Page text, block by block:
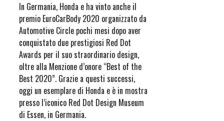
In Germania, Honda e ha vinto anche il
premio EuroCarBody 2020 organizzato da
Automotive Circle pochi mesi dopo aver
conquistato due prestigiosi Red Dot
Awards per il suo straordinario design,
oltre alla Menzione d’onore “Best of the
Best 2020”. Grazie a questi successi,
oggi un esemplare di Honda e è in mostra
presso l’iconico Red Dot Design Museum
di Essen, in Germania.